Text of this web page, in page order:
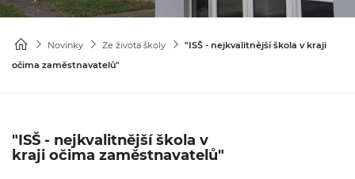
Novinky Ze života školy
"ISŠ - nejkvalitnější škola v kraji
očima zaměstnavatelů"
"ISŠ - nejkvalitnější škola v
kraji očima zaměstnavatelů"